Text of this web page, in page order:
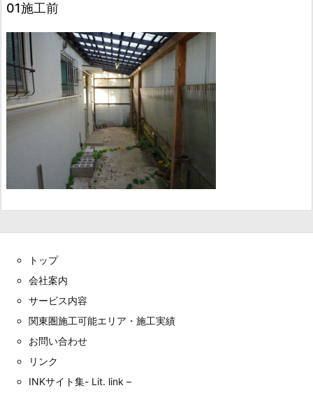
01施工前
トップ
会社案内
サービス内容
関東圏施工可能エリア・施工実績
お問い合わせ
リンク
INKサイト集- Lit. link –